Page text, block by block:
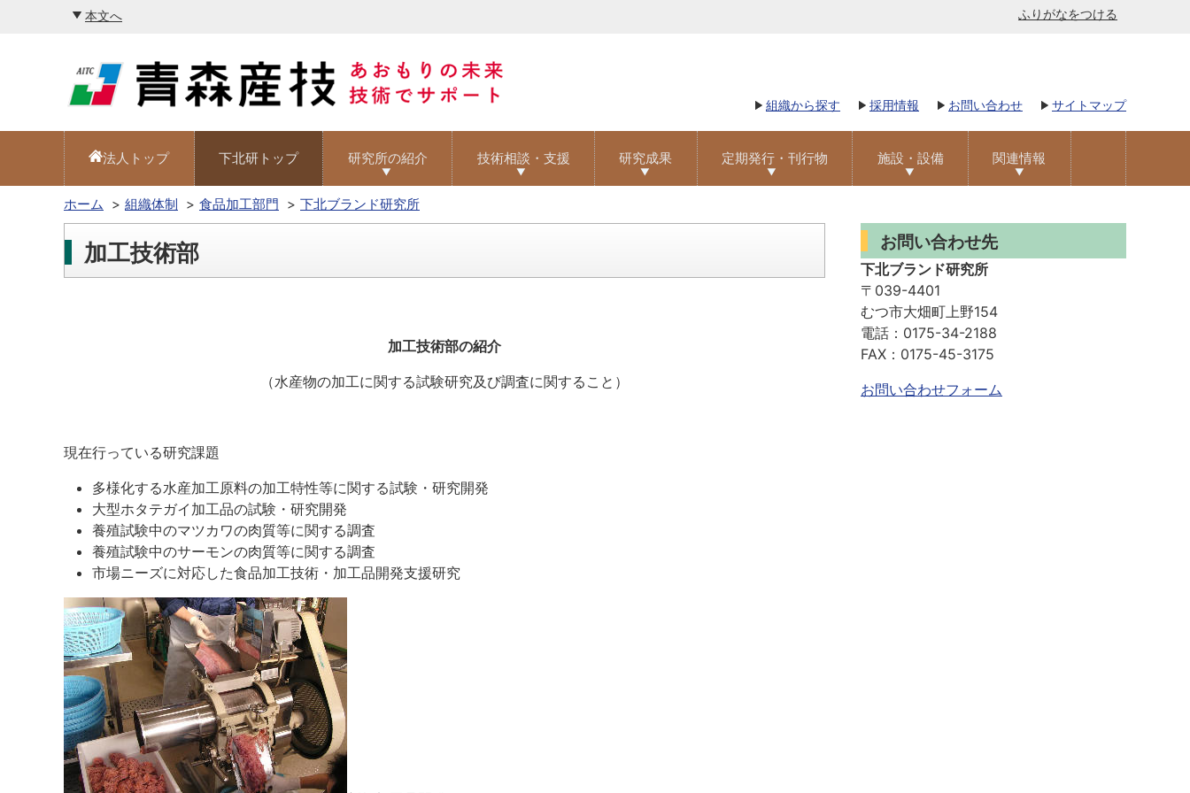
本文へ ふりがなをつける
組織から探す 採用情報 お問い合わせ サイトマップ
法人トップ 下北研トップ 研究所の紹介 技術相談・支援 研究成果 定期発行・刊行物 施設・設備 関連情報
ホーム 組織体制 食品加工部門 下北ブランド研究所
加工技術部
加工技術部の紹介
（水産物の加工に関する試験研究及び調査に関すること）
現在行っている研究課題
多様化する水産加工原料の加工特性等に関する試験・研究開発
大型ホタテガイ加工品の試験・研究開発
養殖試験中のマツカワの肉質等に関する調査
養殖試験中のサーモンの肉質等に関する調査
市場ニーズに対応した食品加工技術・加工品開発支援研究
お問い合わせ先
下北ブランド研究所
〒039-4401
むつ市大畑町上野154
電話：0175-34-2188
FAX：0175-45-3175
お問い合わせフォーム